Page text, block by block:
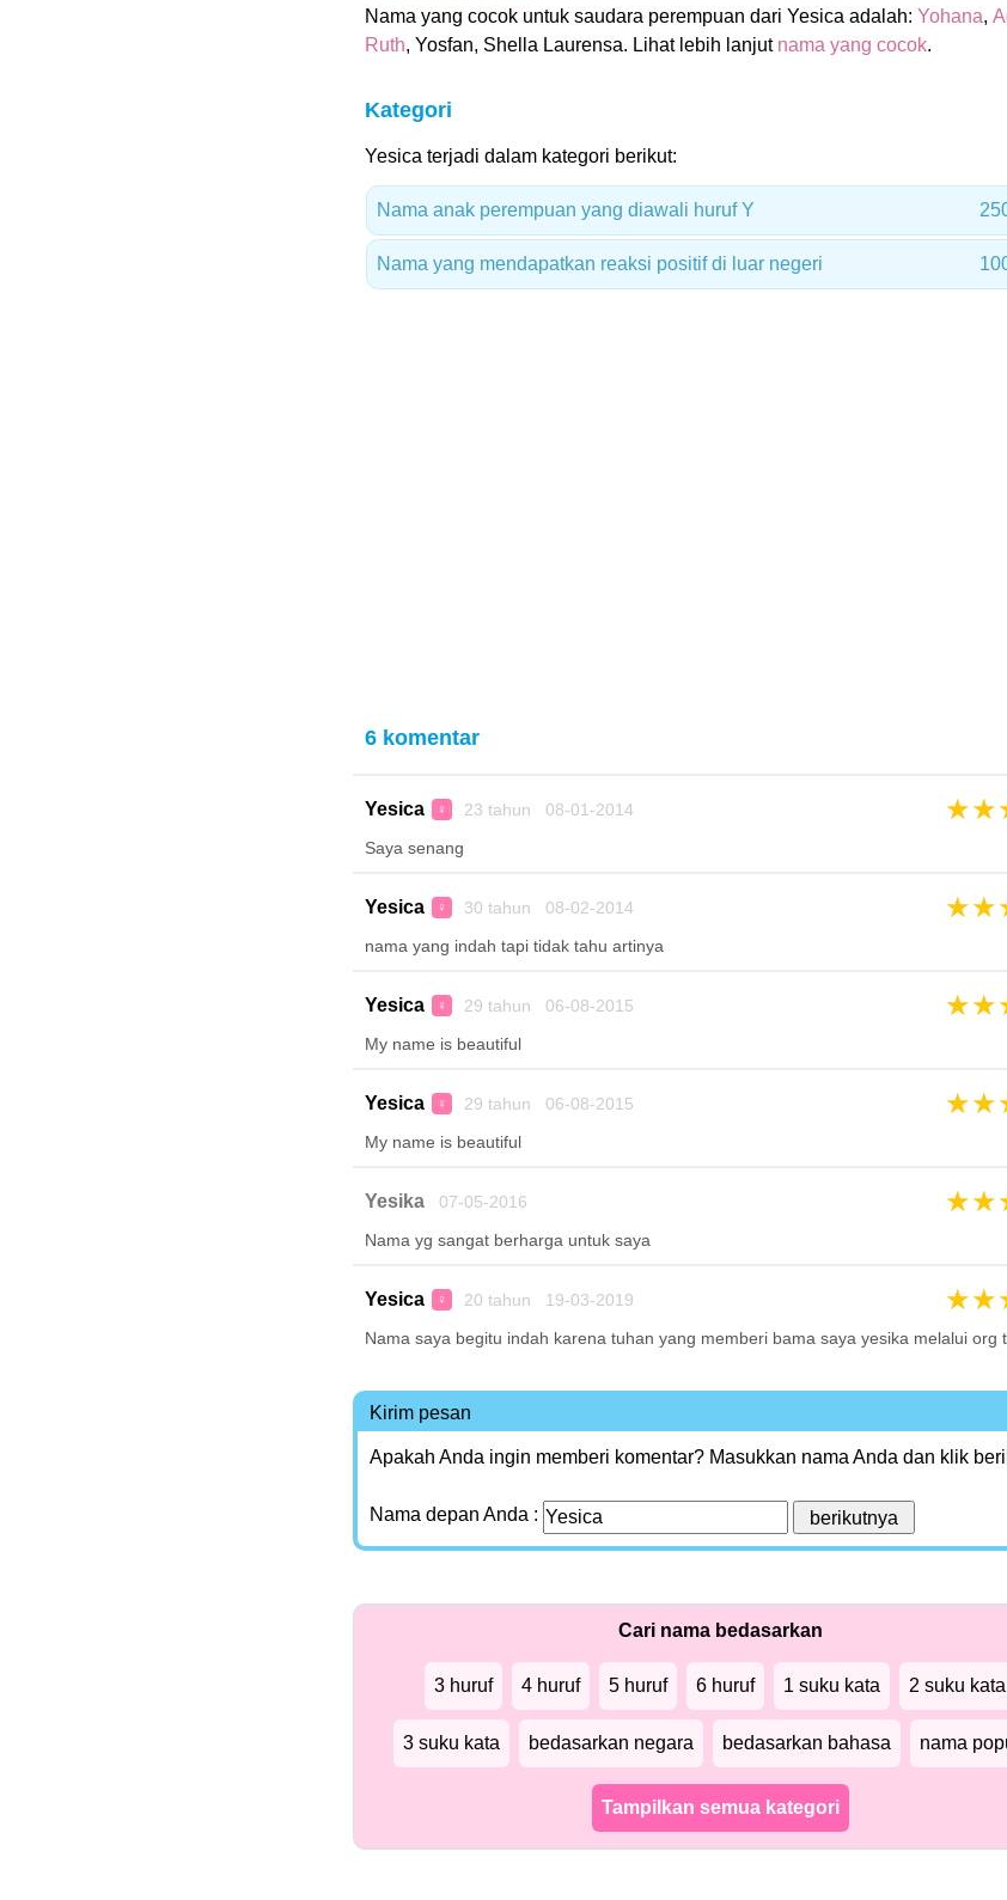
Nama yang cocok untuk saudara perempuan dari Yesica adalah: Yohana,
Ruth, Yosfan, Shella Laurensa. Lihat lebih lanjut nama yang cocok.
Kategori
Yesica terjadi dalam kategori berikut:
Nama anak perempuan yang diawali huruf Y
Nama yang mendapatkan reaksi positif di luar negeri
6 komentar
Yesica ♀ 23 tahun 08-01-2014 ★★
Saya senang
Yesica ♀ 30 tahun 08-02-2014 ★★
nama yang indah tapi tidak tahu artinya
Yesica ♀ 29 tahun 06-08-2015 ★★
My name is beautiful
Yesica ♀ 29 tahun 06-08-2015 ★★
My name is beautiful
Yesika07-05-2016 ★★
Nama yg sangat berharga untuk saya
Yesica ♀ 20 tahun 19-03-2019 ★★
Nama saya begitu indah karena tuhan yang memberi bama saya yesika melalui org
Kirim pesan
Apakah Anda ingin memberi komentar? Masukkan nama Anda dan klik
Nama depan Anda :
Cari nama bedasarkan
3 huruf 4 huruf 5 huruf 6 huruf 1 suku kata 2 suku kata
3 suku kata bedasarkan negara bedasarkan bahasa nama
Tampilkan semua kategori